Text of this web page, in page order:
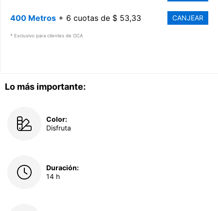
Lo más importante:
Color:
Disfruta
Duración:
14 h
400 Metros + 6 cuotas de $ 53,33 CANJEAR
* Exclusivo para clientes de OCA